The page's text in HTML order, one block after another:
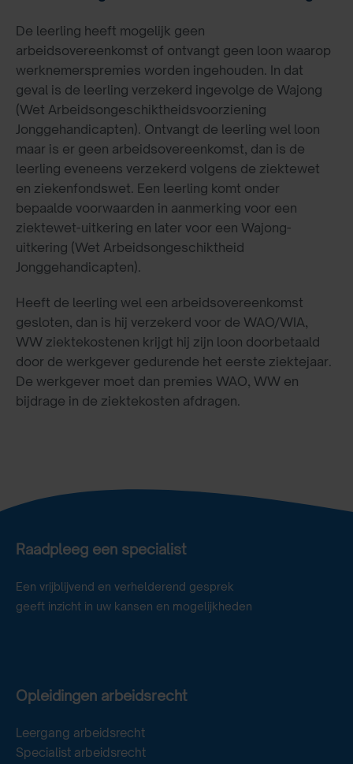
De leerling heeft mogelijk geen
arbeidsovereenkomst of ontvangt geen loon waarop
werknemerspremies worden ingehouden. In dat
geval is de leerling verzekerd ingevolge de Wajong
(Wet Arbeidsongeschiktheidsvoorziening
Jonggehandicapten). Ontvangt de leerling wel loon
maar is er geen arbeidsovereenkomst, dan is de
leerling eveneens verzekerd volgens de ziektewet
en ziekenfondswet. Een leerling komt onder
bepaalde voorwaarden in aanmerking voor een
ziektewet-uitkering en later voor een Wajong-
uitkering (Wet Arbeidsongeschiktheid
Jonggehandicapten).
Heeft de leerling wel een arbeidsovereenkomst
gesloten, dan is hij verzekerd voor de WAO/WIA,
WW ziektekostenen krijgt hij zijn loon doorbetaald
door de werkgever gedurende het eerste ziektejaar.
De werkgever moet dan premies WAO, WW en
bijdrage in de ziektekosten afdragen.
Raadpleeg een specialist
Een vrijblijvend en verhelderend gesprek
geeft inzicht in uw kansen en mogelijkheden
Opleidingen arbeidsrecht
Leergang arbeidsrecht
Specialist arbeidsrecht